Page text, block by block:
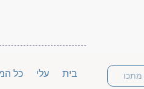
בית עלי כל